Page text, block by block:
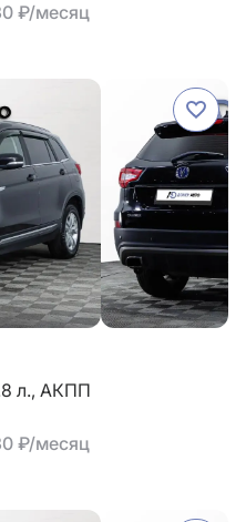
₽/месяц
л., АКПП
₽/месяц